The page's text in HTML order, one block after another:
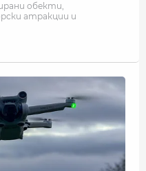
обекти,
атракции и